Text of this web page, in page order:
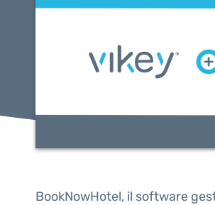
BookNowHotel, il software